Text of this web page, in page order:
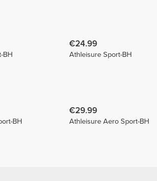
BH
€24.99
Athleisure Sport-BH
BH
€29.99
Athleisure Aero Sport-BH